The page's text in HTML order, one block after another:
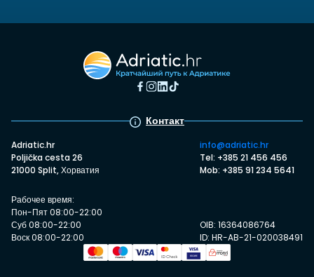
Контакт
Adriatic.hr
Poljička cesta 26
21000 Split, Хорватия
info@adriatic.hr
Tel: +385 21 456 456
Mob: +385 91 234 5641
Рабочее время:
Пон-Пят 08:00-22:00
Суб 08:00-22:00
Воск 08:00-22:00
OIB: 16364086764
ID: HR-AB-21-020038491